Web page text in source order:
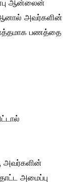
ஆன்லைன்
அவர்களின்
பணத்தை
அவர்களின்
அமைப்பு